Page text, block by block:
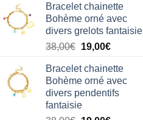
initial
était :
38,00€.
actuel
est :
19,00€.
Bracelet chainette
Bohème orné avec
divers grelots fantaisie
38,00€ Le
initial
était :
38,00€.
19,00€Le
actuel
est :
19,00€.
Bracelet chainette
Bohème orné avec
divers pendentifs
fantaisie